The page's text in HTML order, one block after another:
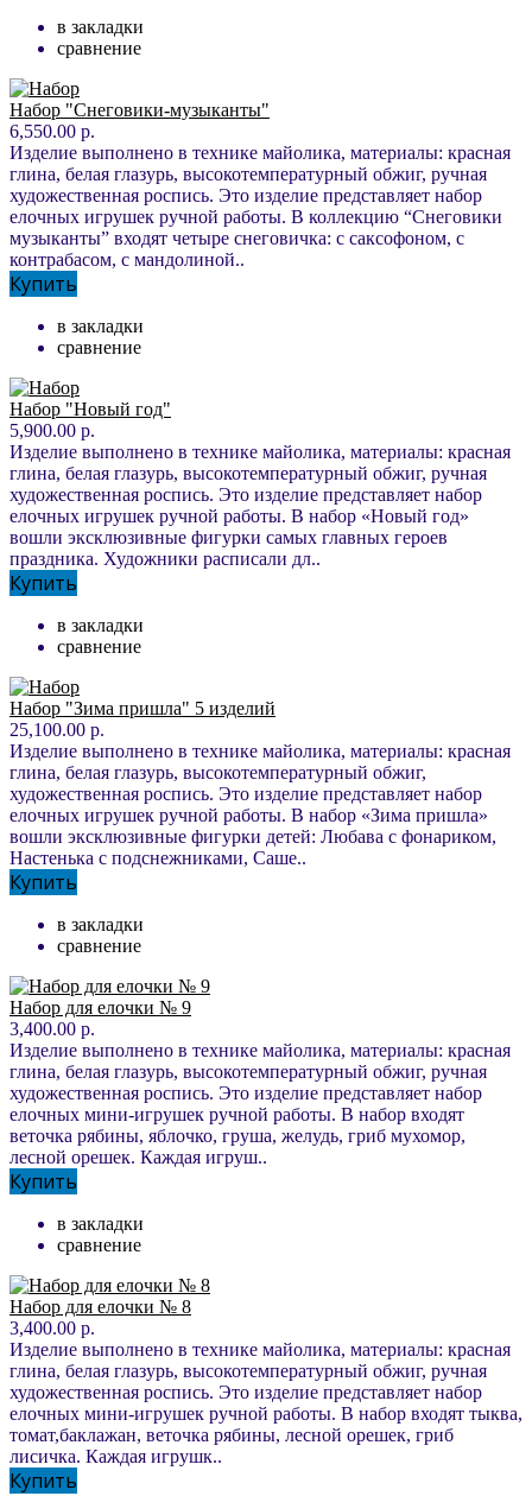
в закладки
сравнение
Набор "Снеговики-музыканты"
6,550.00 р.
Изделие выполнено в технике майолика, материалы: красная
глина, белая глазурь, высокотемпературный обжиг, ручная
художественная роспись. Это изделие представляет набор
елочных игрушек ручной работы. В коллекцию “Снеговики
музыканты” входят четыре снеговичка: с саксофоном, с
контрабасом, с мандолиной..
Купить
в закладки
сравнение
Набор "Новый год"
5,900.00 р.
Изделие выполнено в технике майолика, материалы: красная
глина, белая глазурь, высокотемпературный обжиг, ручная
художественная роспись. Это изделие представляет набор
елочных игрушек ручной работы. В набор «Новый год»
вошли эксклюзивные фигурки самых главных героев
праздника. Художники расписали дл..
Купить
в закладки
сравнение
Набор "Зима пришла" 5 изделий
25,100.00 р.
Изделие выполнено в технике майолика, материалы: красная
глина, белая глазурь, высокотемпературный обжиг,
художественная роспись. Это изделие представляет набор
елочных игрушек ручной работы. В набор «Зима пришла»
вошли эксклюзивные фигурки детей: Любава с фонариком,
Настенька с подснежниками, Саше..
Купить
в закладки
сравнение
Набор для елочки № 9
3,400.00 р.
Изделие выполнено в технике майолика, материалы: красная
глина, белая глазурь, высокотемпературный обжиг, ручная
художественная роспись. Это изделие представляет набор
елочных мини-игрушек ручной работы. В набор входят
веточка рябины, яблочко, груша, желудь, гриб мухомор,
лесной орешек. Каждая игруш..
Купить
в закладки
сравнение
Набор для елочки № 8
3,400.00 р.
Изделие выполнено в технике майолика, материалы: красная
глина, белая глазурь, высокотемпературный обжиг, ручная
художественная роспись. Это изделие представляет набор
елочных мини-игрушек ручной работы. В набор входят тыква,
томат,баклажан, веточка рябины, лесной орешек, гриб
лисичка. Каждая игрушк..
Купить